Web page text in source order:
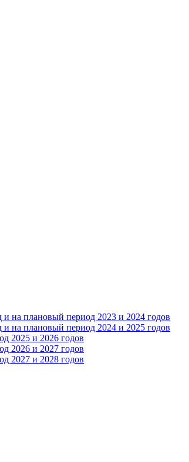
на плановый период 2023 и 2024 годов
на плановый период 2024 и 2025 годов
2025 и 2026 годов
2026 и 2027 годов
2027 и 2028 годов